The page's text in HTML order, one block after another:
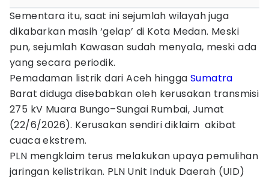
Sementara itu, saat ini sejumlah wilayah juga
dikabarkan masih ‘gelap’ di Kota Medan. Meski
pun, sejumlah Kawasan sudah menyala, meski ada
yang secara periodik.
Pemadaman listrik dari Aceh hingga Sumatra
Barat diduga disebabkan oleh kerusakan transmisi
275 kV Muara Bungo–Sungai Rumbai, Jumat
(22/6/2026). Kerusakan sendiri diklaim akibat
cuaca ekstrem.
PLN mengklaim terus melakukan upaya pemulihan
jaringan kelistrikan. PLN Unit Induk Daerah (UID)